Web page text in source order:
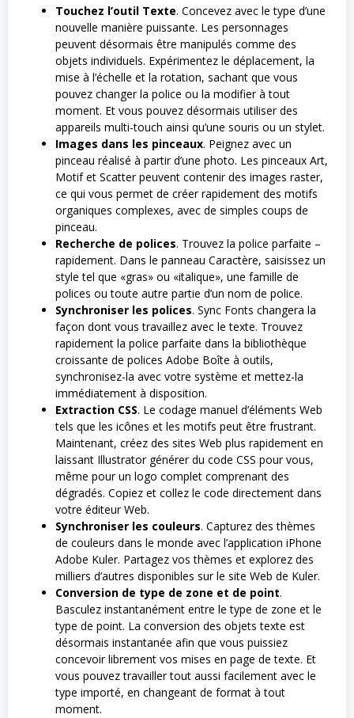
Touchez l’outil Texte. Concevez avec le type d’une
nouvelle manière puissante. Les personnages
peuvent désormais être manipulés comme des
objets individuels. Expérimentez le déplacement, la
mise à l’échelle et la rotation, sachant que vous
pouvez changer la police ou la modifier à tout
moment. Et vous pouvez désormais utiliser des
appareils multi-touch ainsi qu’une souris ou un stylet.
Images dans les pinceaux. Peignez avec un
pinceau réalisé à partir d’une photo. Les pinceaux Art,
Motif et Scatter peuvent contenir des images raster,
ce qui vous permet de créer rapidement des motifs
organiques complexes, avec de simples coups de
pinceau.
Recherche de polices. Trouvez la police parfaite –
rapidement. Dans le panneau Caractère, saisissez un
style tel que «gras» ou «italique», une famille de
polices ou toute autre partie d’un nom de police.
Synchroniser les polices. Sync Fonts changera la
façon dont vous travaillez avec le texte. Trouvez
rapidement la police parfaite dans la bibliothèque
croissante de polices Adobe Boîte à outils,
synchronisez-la avec votre système et mettez-la
immédiatement à disposition.
Extraction CSS. Le codage manuel d’éléments Web
tels que les icônes et les motifs peut être frustrant.
Maintenant, créez des sites Web plus rapidement en
laissant Illustrator générer du code CSS pour vous,
même pour un logo complet comprenant des
dégradés. Copiez et collez le code directement dans
votre éditeur Web.
Synchroniser les couleurs. Capturez des thèmes
de couleurs dans le monde avec l’application iPhone
Adobe Kuler. Partagez vos thèmes et explorez des
milliers d’autres disponibles sur le site Web de Kuler.
Conversion de type de zone et de point.
Basculez instantanément entre le type de zone et le
type de point. La conversion des objets texte est
désormais instantanée afin que vous puissiez
concevoir librement vos mises en page de texte. Et
vous pouvez travailler tout aussi facilement avec le
type importé, en changeant de format à tout
moment.